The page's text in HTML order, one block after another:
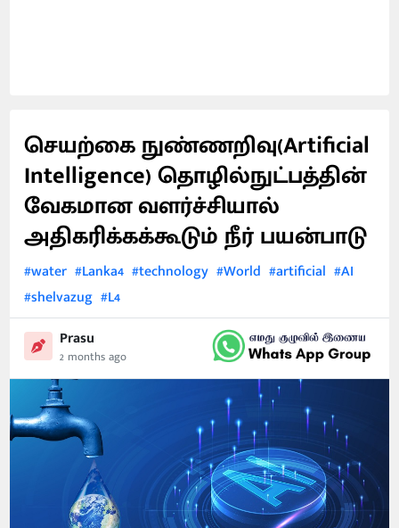
செயற்கை நுண்ணறிவு(Artificial
Intelligence) தொழில்நுட்பத்தின்
வேகமான வளர்ச்சியால்
அதிகரிக்கக்கூடும் நீர் பயன்பாடு
#water #Lanka4 #technology #World #artificial #AI
#shelvazug #L4
Prasu
2 months ago